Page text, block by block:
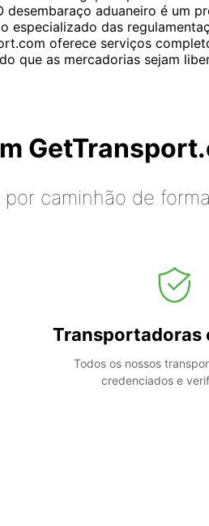
aduaneiro é um
especializado das
oferece serviços
que as mercadorias sejam
caminhão de
Transportadoras
Todos os nossos
credenciados e